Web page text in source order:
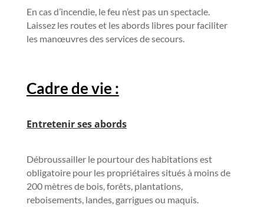
En cas d’incendie, le feu n’est pas un spectacle.
Laissez les routes et les abords libres pour faciliter
les manœuvres des services de secours.
Cadre de vie :
Entretenir ses abords
Débroussailler le pourtour des habitations est
obligatoire pour les propriétaires situés à moins de
200 mètres de bois, forêts, plantations,
reboisements, landes, garrigues ou maquis.